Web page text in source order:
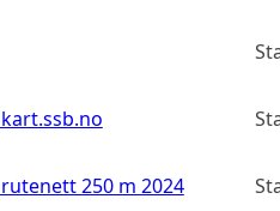
250 m 2024